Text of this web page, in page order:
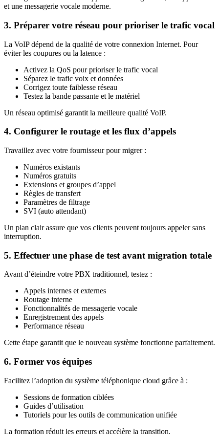
et une messagerie vocale moderne.
3. Préparer votre réseau pour prioriser le trafic vocal
La VoIP dépend de la qualité de votre connexion Internet. Pour
éviter les coupures ou la latence :
Activez la QoS pour prioriser le trafic vocal
Séparez le trafic voix et données
Corrigez toute faiblesse réseau
Testez la bande passante et le matériel
Un réseau optimisé garantit la meilleure qualité VoIP.
4. Configurer le routage et les flux d’appels
Travaillez avec votre fournisseur pour migrer :
Numéros existants
Numéros gratuits
Extensions et groupes d’appel
Règles de transfert
Paramètres de filtrage
SVI (auto attendant)
Un plan clair assure que vos clients peuvent toujours appeler sans
interruption.
5. Effectuer une phase de test avant migration totale
Avant d’éteindre votre PBX traditionnel, testez :
Appels internes et externes
Routage interne
Fonctionnalités de messagerie vocale
Enregistrement des appels
Performance réseau
Cette étape garantit que le nouveau système fonctionne parfaitement.
6. Former vos équipes
Facilitez l’adoption du système téléphonique cloud grâce à :
Sessions de formation ciblées
Guides d’utilisation
Tutoriels pour les outils de communication unifiée
La formation réduit les erreurs et accélère la transition.